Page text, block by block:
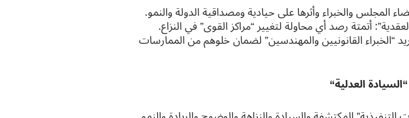
المجلس والخبراء وأثرها على حيادية ومصداقية الدولة والنمو.
أتمتة رصد أي محاولة لتغيير “مراكز القوى” في النزاع.
“الخبراء القانونيين والمهندسين” لضمان خلوهم من الممارسات
العدلية“